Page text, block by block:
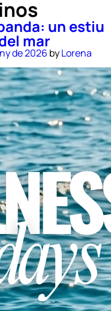
un estiu
mar
de 2026 byLorena